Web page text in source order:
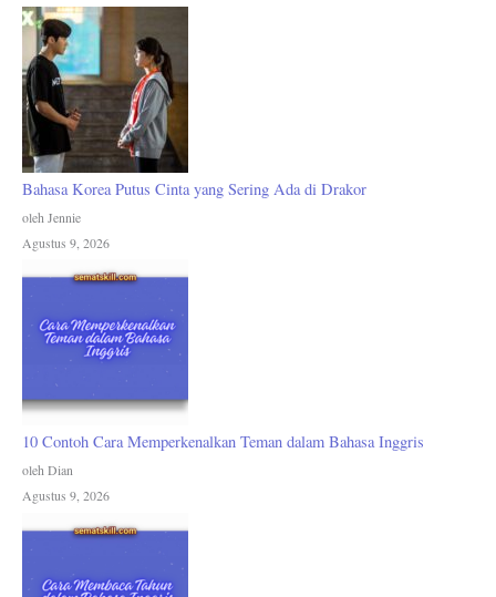
Bahasa Korea Putus Cinta yang Sering Ada di Drakor
oleh Jennie
Agustus 9, 2026
10 Contoh Cara Memperkenalkan Teman dalam Bahasa Inggris
oleh Dian
Agustus 9, 2026